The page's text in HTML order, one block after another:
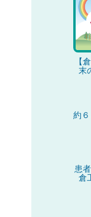
【
末
約
患
倉